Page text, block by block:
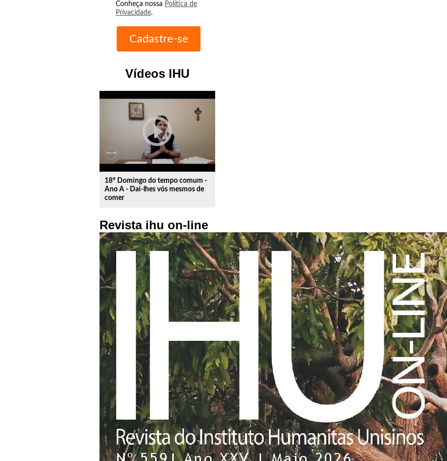
Conheça nossa Política de
Privacidade.
Vídeos IHU
play_circle_outline
18º Domingo do tempo comum -
Ano A - Dai-lhes vós mesmos de
comer
Revista ihu on-line